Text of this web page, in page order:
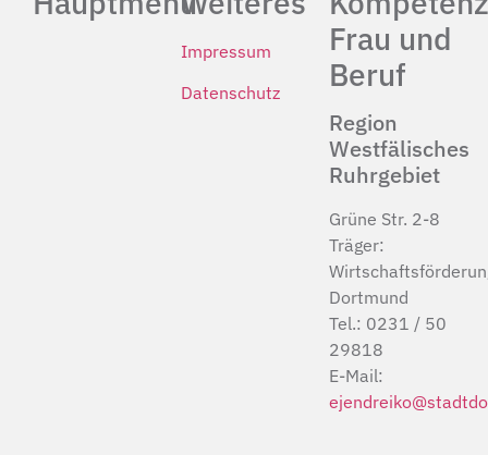
Impressum
Datenschutz
Frau und
Beruf
Region
Westfälisches
Ruhrgebiet
Grüne Str. 2-8
Träger:
Dortmund
Tel.: 0231 / 50
29818
E-Mail: